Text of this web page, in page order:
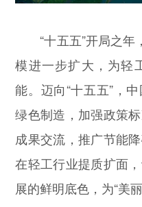
“十五五”开局之年
模进一步扩大，为轻
能。迈向“十五五”，
绿色制造，加强政策
成果交流，推广节能
在轻工行业提质扩面
展的鲜明底色，为“美